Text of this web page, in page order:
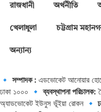
রাজধানী অর্থনীতি
খেলাধুলা চট্টগ্রাম
অন্যান্য
🔹 সম্পাদক : এডভোকেট আনোয়ার
ঢাকা ১০০০ 🔹ব্যবস্থাপনা পরিচালক:
অ্যাডভোকেট ইউনুস ভূঁইয়া রোকন 🔹